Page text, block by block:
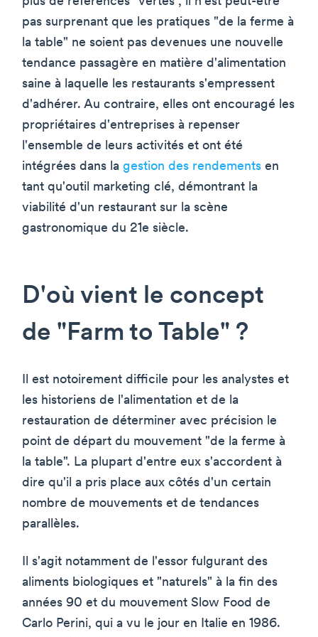
pas surprenant que les pratiques "de la ferme à
la table" ne soient pas devenues une nouvelle
tendance passagère en matière d'alimentation
saine à laquelle les restaurants s'empressent
d'adhérer. Au contraire, elles ont encouragé les
propriétaires d'entreprises à repenser
l'ensemble de leurs activités et ont été
intégrées dans la gestion des rendements en
tant qu'outil marketing clé, démontrant la
viabilité d'un restaurant sur la scène
gastronomique du 21e siècle.
D'où vient le concept
de "Farm to Table" ?
Il est notoirement difficile pour les analystes et
les historiens de l'alimentation et de la
restauration de déterminer avec précision le
point de départ du mouvement "de la ferme à
la table". La plupart d'entre eux s'accordent à
dire qu'il a pris place aux côtés d'un certain
nombre de mouvements et de tendances
parallèles.
Il s'agit notamment de l'essor fulgurant des
aliments biologiques et "naturels" à la fin des
années 90 et du mouvement Slow Food de
Carlo Perini, qui a vu le jour en Italie en 1986.